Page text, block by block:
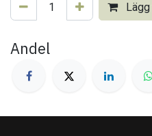
Andel